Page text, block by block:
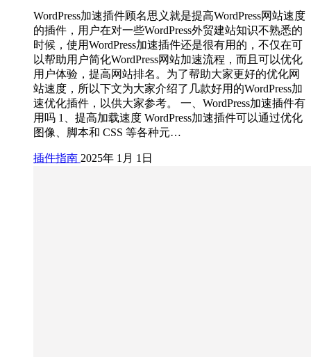
WordPress加速插件顾名思义就是提高WordPress网站速度
的插件，用户在对一些WordPress外贸建站知识不熟悉的
时候，使用WordPress加速插件还是很有用的，不仅在可
以帮助用户简化WordPress网站加速流程，而且可以优化
用户体验，提高网站排名。为了帮助大家更好的优化网
站速度，所以下文为大家介绍了几款好用的WordPress加
速优化插件，以供大家参考。 一、WordPress加速插件有
用吗 1、提高加载速度 WordPress加速插件可以通过优化
图像、脚本和 CSS 等各种元…
插件指南 2025年 1月 1日